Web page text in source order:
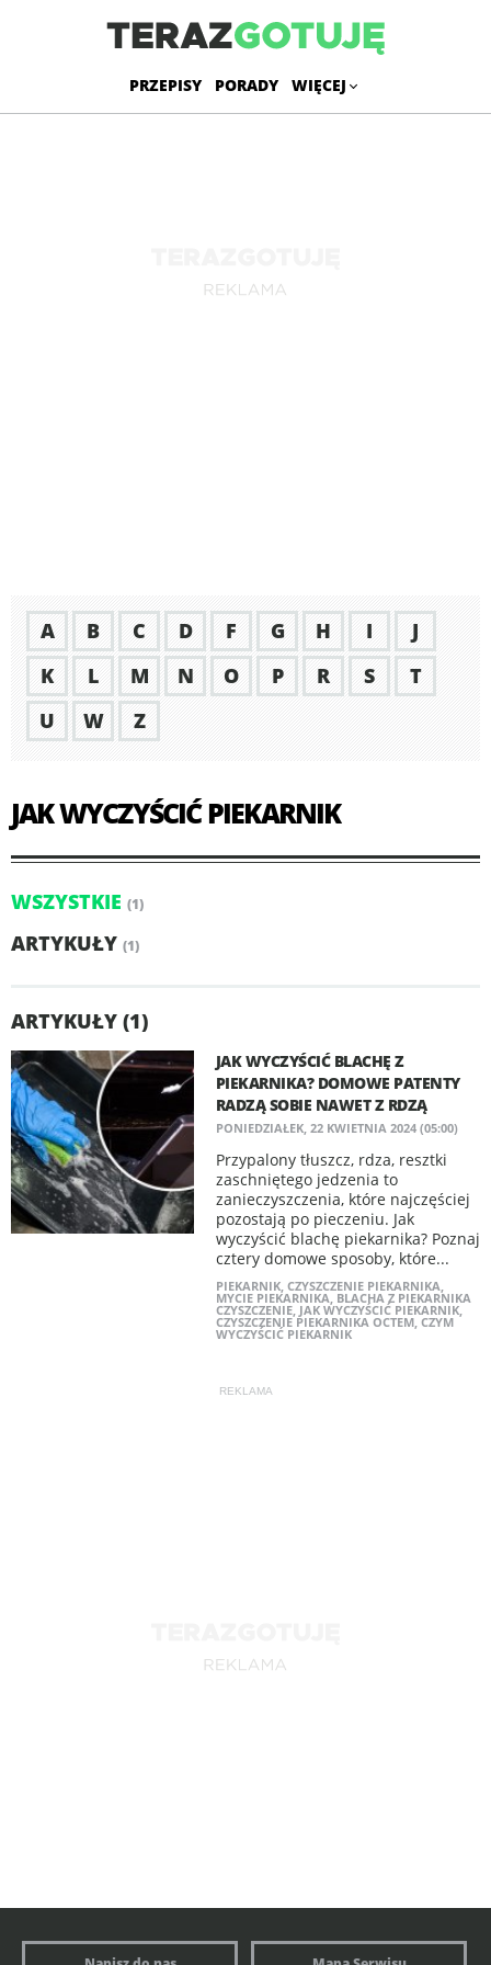
PRZEPISY PORADY WIĘCEJ
A B C D F G H I
J
K
L M N O P R S
T
U
W Z
JAK WYCZYŚCIĆ PIEKARNIK
WSZYSTKIE (1)
ARTYKUŁY (1)
ARTYKUŁY (1)
JAK WYCZYŚCIĆ BLACHĘ Z
PIEKARNIKA? DOMOWE PATENTY
RADZĄ SOBIE NAWET Z RDZĄ
PONIEDZIAŁEK, 22 KWIETNIA 2024 (05:00)
Przypalony tłuszcz, rdza, resztki
zaschniętego jedzenia to
zanieczyszczenia, które najczęściej
pozostają po pieczeniu. Jak
wyczyścić blachę piekarnika? Poznaj
cztery domowe sposoby, które...
PIEKARNIK, CZYSZCZENIE PIEKARNIKA,
MYCIE PIEKARNIKA, BLACHA Z PIEKARNIKA
CZYSZCZENIE, JAK WYCZYŚCIĆ PIEKARNIK,
CZYSZCZENIE PIEKARNIKA OCTEM, CZYM
WYCZYŚCIĆ PIEKARNIK
REKLAMA